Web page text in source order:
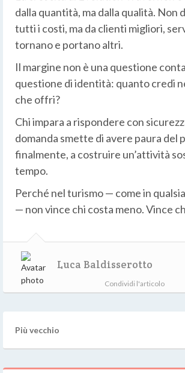
dalla quantità, ma dalla qualità. Non
tutti i costi, ma da clienti migliori,
tornano e portano altri.
Il margine non è una questione
questione di identità: quanto credi
che offri?
Chi impara a rispondere con
domanda smette di avere paura del
finalmente, a costruire un’attività
tempo.
Perché nel turismo — come in
— non vince chi costa meno. Vince
Luca Baldisserotto
Condividi l'articolo
Più vecchio